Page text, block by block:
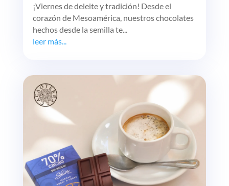
¡Viernes de deleite y tradición! Desde el
corazón de Mesoamérica, nuestros chocolates
hechos desde la semilla te...
leer más...